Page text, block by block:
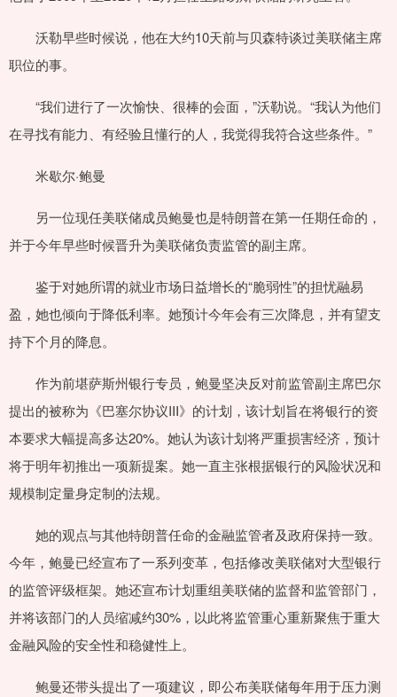
沃勒早些时候说，他在大约10天前与贝森特谈过美联储主席
职位的事。
“我们进行了一次愉快、很棒的会面，”沃勒说。“我认为他们
在寻找有能力、有经验且懂行的人，我觉得我符合这些条件。”
米歇尔·鲍曼
另一位现任美联储成员鲍曼也是特朗普在第一任期任命的，
并于今年早些时候晋升为美联储负责监管的副主席。
鉴于对她所谓的就业市场日益增长的“脆弱性”的担忧融易
盈，她也倾向于降低利率。她预计今年会有三次降息，并有望支
持下个月的降息。
作为前堪萨斯州银行专员，鲍曼坚决反对前监管副主席巴尔
提出的被称为《巴塞尔协议III》的计划，该计划旨在将银行的资
本要求大幅提高多达20%。她认为该计划将严重损害经济，预计
将于明年初推出一项新提案。她一直主张根据银行的风险状况和
规模制定量身定制的法规。
她的观点与其他特朗普任命的金融监管者及政府保持一致。
今年，鲍曼已经宣布了一系列变革，包括修改美联储对大型银行
的监管评级框架。她还宣布计划重组美联储的监督和监管部门，
并将该部门的人员缩减约30%，以此将监管重心重新聚焦于重大
金融风险的安全性和稳健性上。
鲍曼还带头提出了一项建议，即公布美联储每年用于压力测